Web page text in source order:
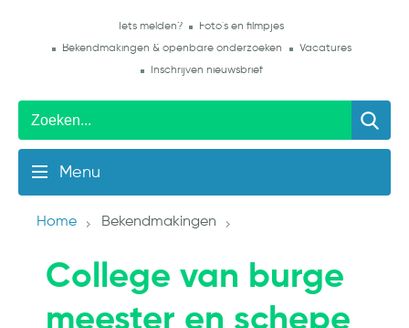
Iets melden?
Foto's en filmpjes
Bekendmakingen & openbare onderzoeken
Vacatures
Inschrijven nieuwsbrief
Menu
Home Bekendmakingen
College van burge
meester en schepe